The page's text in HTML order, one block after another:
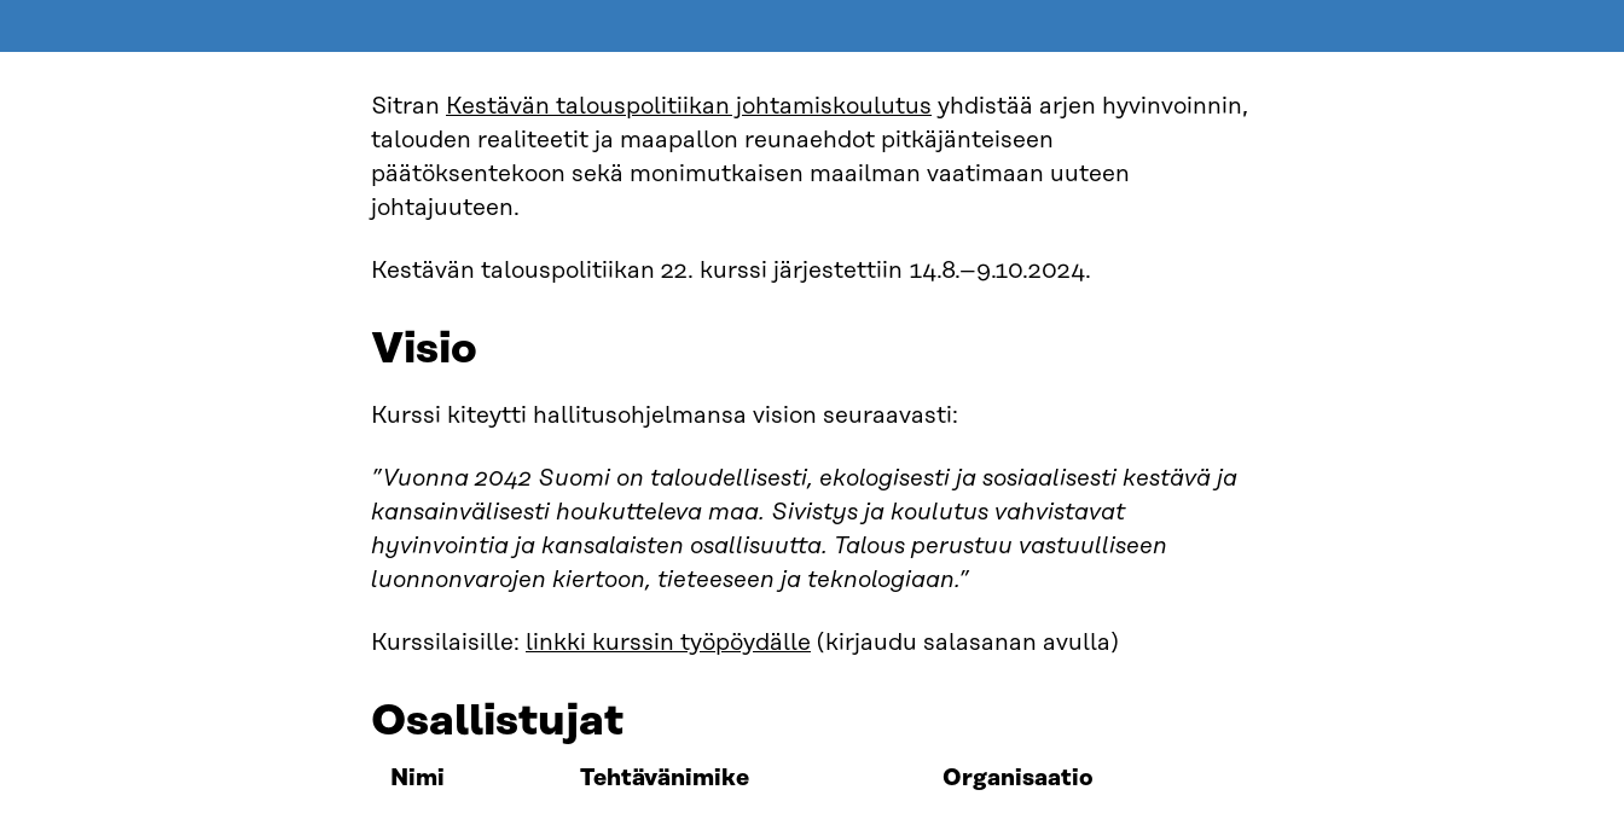
Sitran Kestävän talouspolitiikan johtamiskoulutus yhdistää arjen hyvinvoinnin,
talouden realiteetit ja maapallon reunaehdot pitkäjänteiseen
päätöksentekoon sekä monimutkaisen maailman vaatimaan uuteen
johtajuuteen.
Kestävän talouspolitiikan 22. kurssi järjestettiin 14.8.–9.10.2024.
Visio
Kurssi kiteytti hallitusohjelmansa vision seuraavasti:
”Vuonna 2042 Suomi on taloudellisesti, ekologisesti ja sosiaalisesti kestävä ja
kansainvälisesti houkutteleva maa. Sivistys ja koulutus vahvistavat
hyvinvointia ja kansalaisten osallisuutta. Talous perustuu vastuulliseen
luonnonvarojen kiertoon, tieteeseen ja teknologiaan.”
Kurssilaisille: linkki kurssin työpöydälle (kirjaudu salasanan avulla)
Osallistujat
Nimi Tehtävänimike Organisaatio